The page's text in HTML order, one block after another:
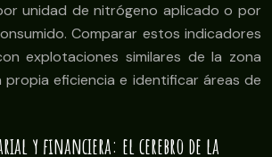
unidad de nitrógeno aplicado o por
Comparar estos indicadores
explotaciones similares de la zona
propia eficiencia e identificar áreas de
y financiera: el cerebro de la